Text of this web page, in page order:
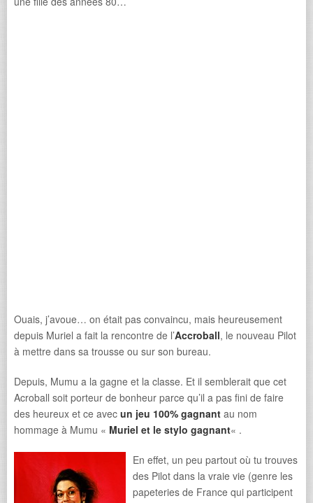
Ouais, j’avoue… on était pas convaincu, mais heureusement
depuis Muriel a fait la rencontre de l’Accroball, le nouveau Pilot
à mettre dans sa trousse ou sur son bureau.
Depuis, Mumu a la gagne et la classe. Et il semblerait que cet
Acroball soit porteur de bonheur parce qu’il a pas fini de faire
des heureux et ce avec un jeu 100% gagnant au nom
hommage à Mumu « Muriel et le stylo gagnant« .
En effet, un peu partout où tu trouves
des Pilot dans la vraie vie (genre les
papeteries de France qui participent